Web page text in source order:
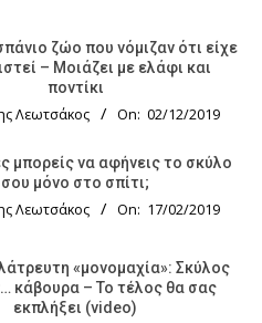
ζώο που νόμιζαν ότι είχε
– Μοιάζει με ελάφι και
ποντίκι
Λεωτσάκος On: 02/12/2019
μπορείς να αφήνεις το σκύλο
σου μόνο στο σπίτι;
Λεωτσάκος On: 17/02/2019
«μονομαχία»: Σκύλος
κάβουρα – Το τέλος θα σας
εκπλήξει (video)